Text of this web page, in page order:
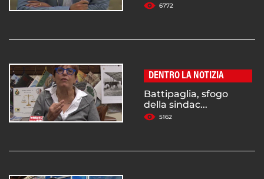
6772
DENTRO LA NOTIZIA
Battipaglia, sfogo
della sindac...
5162